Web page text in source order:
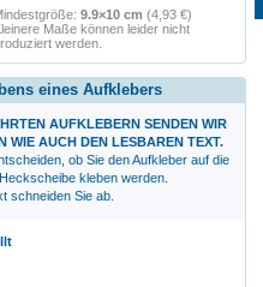
9.9×10 cm (4,93 €)
Maße können leider nicht
werden.
eines Aufklebers
AUFKLEBERN SENDEN WIR
WIE AUCH DEN LESBAREN TEXT.
ob Sie den Aufkleber auf die
kleben werden.
schneiden Sie ab.